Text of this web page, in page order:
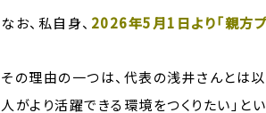
なお、私自身、 2026年5月1日より「親方
その理由の一つは、代表の浅井さんとは
人がより活躍できる環境をつくりたい」と